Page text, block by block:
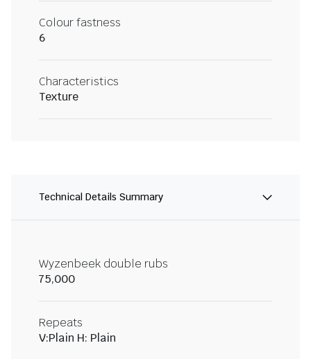
Colour fastness
6
Characteristics
Texture
Technical Details Summary
Wyzenbeek double rubs
75,000
Repeats
V:Plain H: Plain